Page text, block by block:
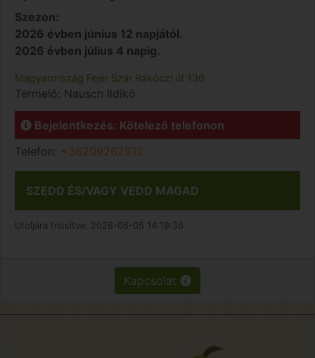
Szezon:
2026 évben június 12 napjától.
2026 évben július 4 napig.
Magyarország Fejér Szár Rákóczi út 136
Termelő: Nausch Ildikó
Bejelentkezés: Kötelező telefonon
Telefon: +36209262512
SZEDD ÉS/VAGY VEDD MAGAD
Utoljára frissítve: 2026-06-05 14:19:36
Kapcsolat